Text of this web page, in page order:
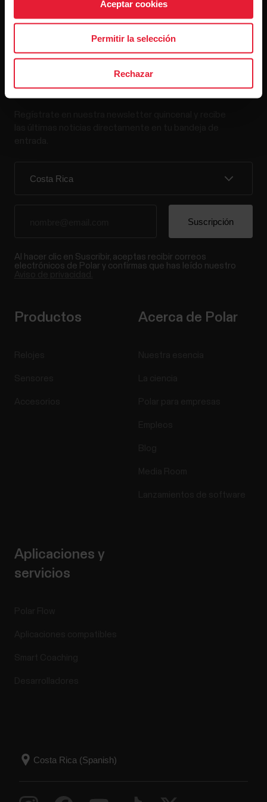
Aceptar cookies
Permitir la selección
Rechazar
Mantente al día.
Al hacer clic en Suscribir, aceptas recibir correos
electrónicos de Polar y confirmas que has leído nuestro
Productos Acerca de Polar
Aplicaciones y
servicios